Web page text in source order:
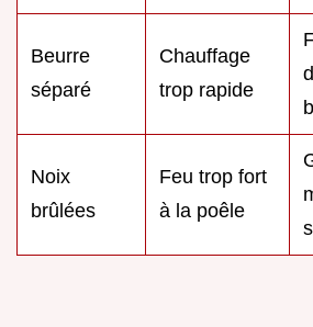
Beurre
séparé
Chauffage
trop rapide
Noix
brûlées
Feu trop fort
à la poêle